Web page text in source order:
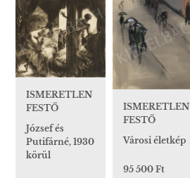
ISMERETLEN
FESTŐ
József és
Putifárné, 1930
körül
ISMERETLEN
FESTŐ
Városi életkép
95 500 Ft